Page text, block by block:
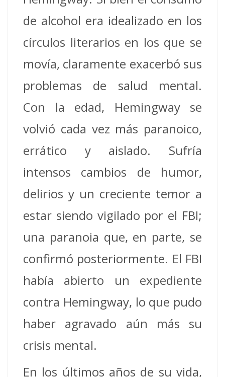
de alcohol era idealizado en los
círculos literarios en los que se
movía, claramente exacerbó sus
problemas de salud mental.
Con la edad, Hemingway se
volvió cada vez más paranoico,
errático y aislado. Sufría
intensos cambios de humor,
delirios y un creciente temor a
estar siendo vigilado por el FBI;
una paranoia que, en parte, se
confirmó posteriormente. El FBI
había abierto un expediente
contra Hemingway, lo que pudo
haber agravado aún más su
crisis mental.
En los últimos años de su vida,